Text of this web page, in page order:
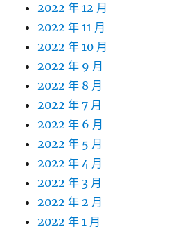
2022 年 12 月
2022 年 11 月
2022 年 10 月
2022 年 9 月
2022 年 8 月
2022 年 7 月
2022 年 6 月
2022 年 5 月
2022 年 4 月
2022 年 3 月
2022 年 2 月
2022 年 1 月